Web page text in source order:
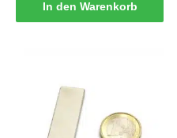
In den Warenkorb